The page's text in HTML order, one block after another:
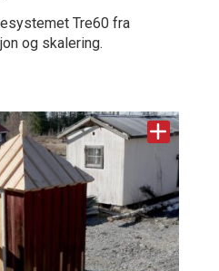
Tre60 fra
og skalering.